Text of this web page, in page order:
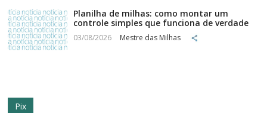
Planilha de milhas: como montar um
controle simples que funciona de verdade
03/08/2026 Mestre das Milhas
Pix